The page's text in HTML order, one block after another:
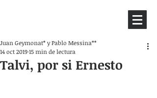
Talvi, por si Ernesto
Juan Geymonat* y Pablo Messina**
14 oct 201915 min de lectura